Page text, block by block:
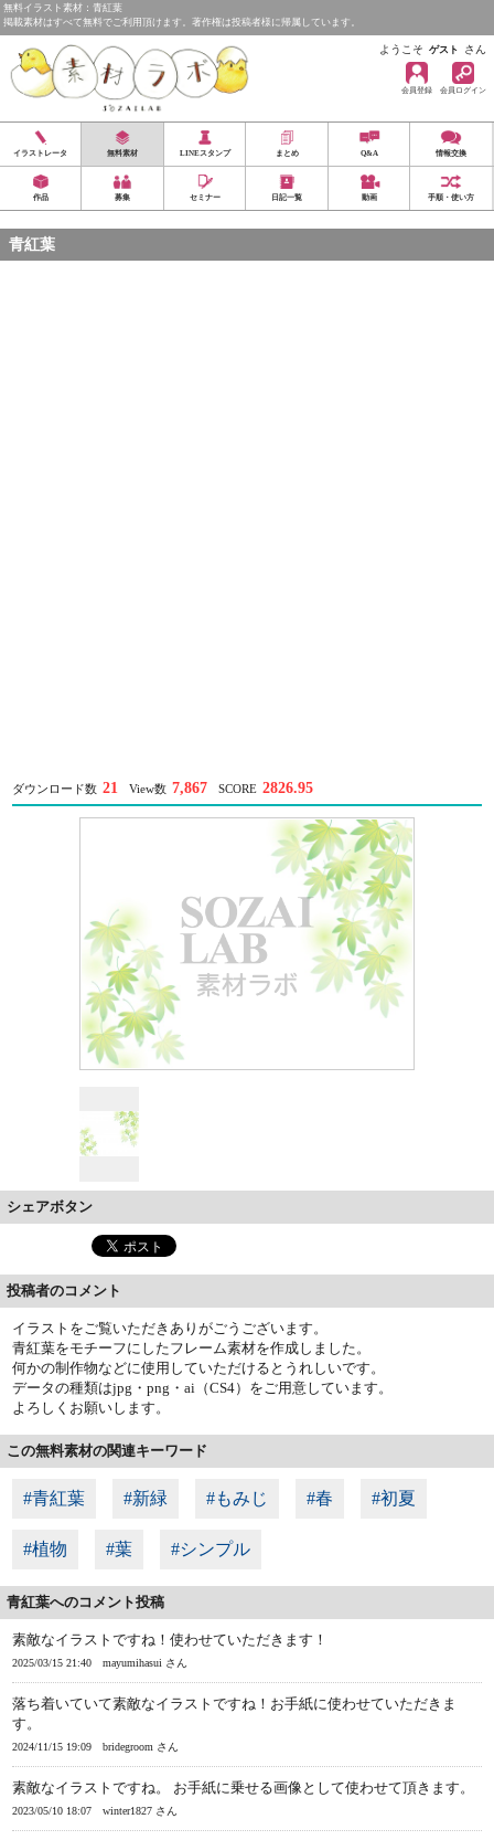
無料イラスト素材：青紅葉
掲載素材はすべて無料でご利用頂けます。著作権は投稿者様に帰属しています。
ようこそ ゲスト さん
会員登録 会員ログイン
イラストレータ 無料素材 LINEスタンプ まとめ Q&A 情報交換
作品 募集 セミナー 日記一覧 動画 手順・使い方
青紅葉
ダウンロード数 21 View数 7,867 SCORE 2826.95
シェアボタン
投稿者のコメント
イラストをご覧いただきありがごうございます。
青紅葉をモチーフにしたフレーム素材を作成しました。
何かの制作物などに使用していただけるとうれしいです。
データの種類はjpg・png・ai（CS4）をご用意しています。
よろしくお願いします。
この無料素材の関連キーワード
#青紅葉 #新緑 #もみじ #春 #初夏
#植物 #葉 #シンプル
青紅葉へのコメント投稿
素敵なイラストですね！使わせていただきます！
2025/03/15 21:40 mayumihasui さん
落ち着いていて素敵なイラストですね！お手紙に使わせていただきま
す。
2024/11/15 19:09 bridegroom さん
素敵なイラストですね。 お手紙に乗せる画像として使わせて頂きます。
2023/05/10 18:07 winter1827 さん